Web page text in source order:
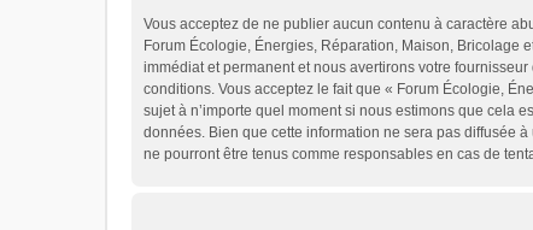
Vous acceptez de ne publier aucun contenu à caractère
Forum Écologie, Énergies, Réparation, Maison, Bricolage
immédiat et permanent et nous avertirons votre
conditions. Vous acceptez le fait que « Forum Écologie,
sujet à n’importe quel moment si nous estimons que cela
données. Bien que cette information ne sera pas diffusée
ne pourront être tenus comme responsables en cas de